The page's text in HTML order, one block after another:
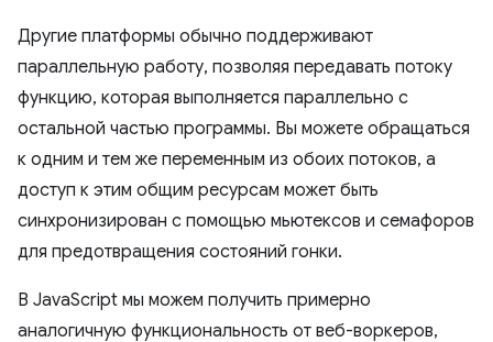
Другие платформы обычно поддерживают
параллельную работу, позволяя передавать потоку
функцию, которая выполняется параллельно с
остальной частью программы. Вы можете обращаться
к одним и тем же переменным из обоих потоков, а
доступ к этим общим ресурсам может быть
синхронизирован с помощью мьютексов и семафоров
для предотвращения состояний гонки.
В JavaScript мы можем получить примерно
аналогичную функциональность от веб-воркеров,